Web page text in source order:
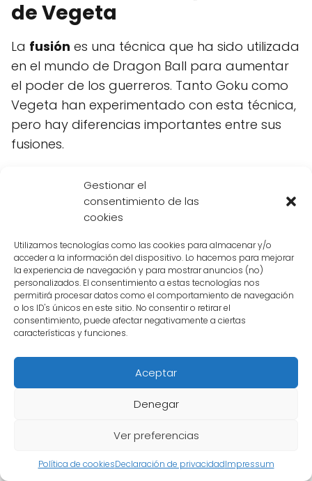
Gestionar el
consentimiento de las
cookies
Utilizamos tecnologías como las cookies para almacenar y/o
acceder a la información del dispositivo. Lo hacemos para mejorar
la experiencia de navegación y para mostrar anuncios (no)
personalizados. El consentimiento a estas tecnologías nos
permitirá procesar datos como el comportamiento de navegación
o los ID's únicos en este sitio. No consentir o retirar el
consentimiento, puede afectar negativamente a ciertas
características y funciones.
Aceptar
Denegar
Ver preferencias
Política de cookiesDeclaración de privacidadImpressum
de Vegeta
La fusión es una técnica que ha sido utilizada
en el mundo de Dragon Ball para aumentar
el poder de los guerreros. Tanto Goku como
Vegeta han experimentado con esta técnica,
pero hay diferencias importantes entre sus
fusiones.
Fusión de Goku
Goku ha utilizado la técnica de fusión en
fusionarse fue con su amigo y aprendiz, Krilin,
creando así aGotenks. Esta fusión se lleva a
cabo mediante laDanza de la Fusión, donde
ambos guerreros deben realizar una serie de
pasos y poses para unirse en uno solo.
La fusión de Goku también se ha logrado con
su hijo Gohan, creando aGogeta
caso, la técnica utilizada es la misma que con
velocidad y poder. Los fusionados tienen una